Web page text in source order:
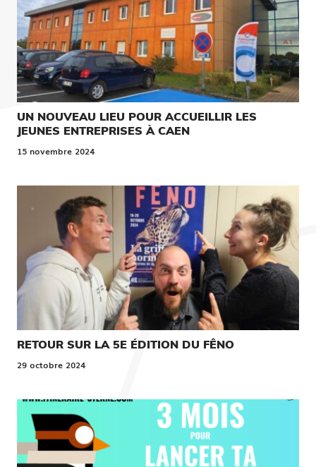
UN NOUVEAU LIEU POUR ACCUEILLIR LES
JEUNES ENTREPRISES À CAEN
15 novembre 2024
RETOUR SUR LA 5E ÉDITION DU FÊNO
29 octobre 2024